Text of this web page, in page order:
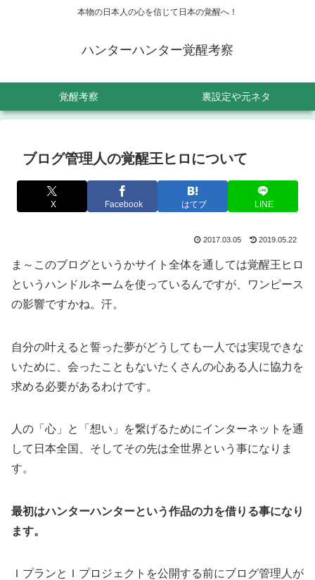
本物の日本人の心を信じて日本の覚醒へ！
ハンターハンター覚醒考察
覚醒考察 裏設定や元ネタ
ブログ管理人の覚醒王ヒロについて
X Facebook はてブ LINE
2017.03.05 2019.05.22
ま～このブログというかサイト全体を通しては覚醒王ヒロ
というハンドルネームを使っているんですが、ワンピース
の影響ですかね。汗。
自分の叶えると誓った夢がどうしても一人では実現できな
いために、会ったこともないたくさんの心ある人に協力を
求める必要があるわけです。
人の「心」と「想い」を繋げるためにインターネットを通
して日本全国、そしてその先は全世界という事になりま
す。
最初はハンターハンターという作品の力を借りる事になり
ます。
ＩプランとＩプロジェクトを公開する前にブログ管理人が